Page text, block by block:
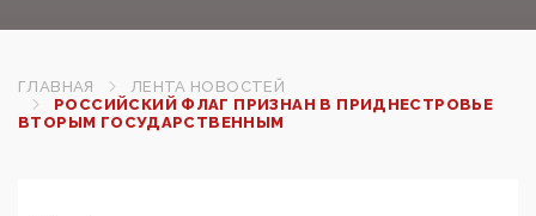
ГЛАВНАЯ
ЛЕНТА НОВОСТЕЙ
РОССИЙСКИЙ ФЛАГ ПРИЗНАН В ПРИДНЕСТРОВЬЕ
ВТОРЫМ ГОСУДАРСТВЕННЫМ